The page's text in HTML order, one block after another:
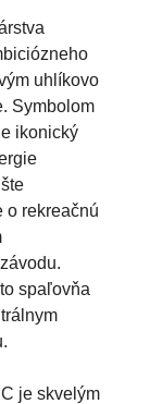
uhlíkovo
Symbolom
ikonický
o rekreačnú
spaľovňa
je skvelým